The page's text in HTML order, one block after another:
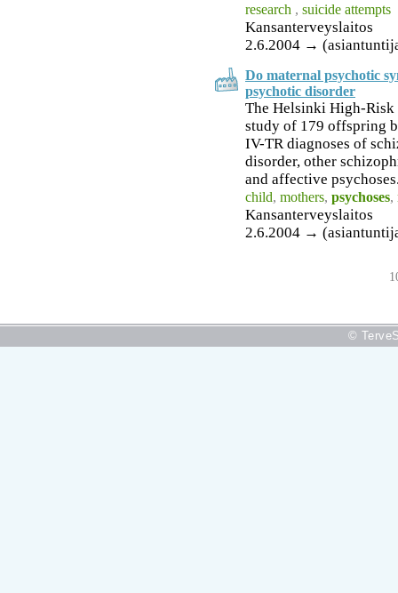
research , suicide attempts
Kansanterveyslaitos
2.6.2004 →
Do maternal psychotic
psychotic disorder
The Helsinki High-
study of 179 offspring
IV-TR diagnoses of
disorder, other
and affective
child, mothers, psychoses,
Kansanterveyslaitos
2.6.2004 →
©